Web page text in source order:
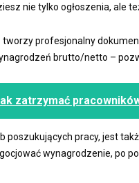
nie tylko ogłoszenia, ale
tworzy profesjonalny
brutto/netto –
zatrzymać
poszukujących pracy, jest
wynagrodzenie, po